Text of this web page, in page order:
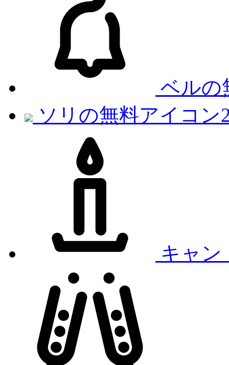
ベルの
ソリの無料アイコン
キャン